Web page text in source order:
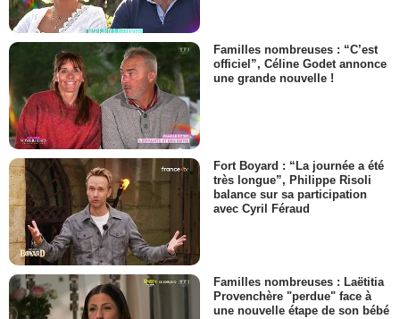
Familles nombreuses : “C’est
officiel”, Céline Godet annonce
une grande nouvelle !
Fort Boyard : “La journée a été
très longue”, Philippe Risoli
balance sur sa participation
avec Cyril Féraud
Familles nombreuses : Laëtitia
Provenchère "perdue" face à
une nouvelle étape de son bébé